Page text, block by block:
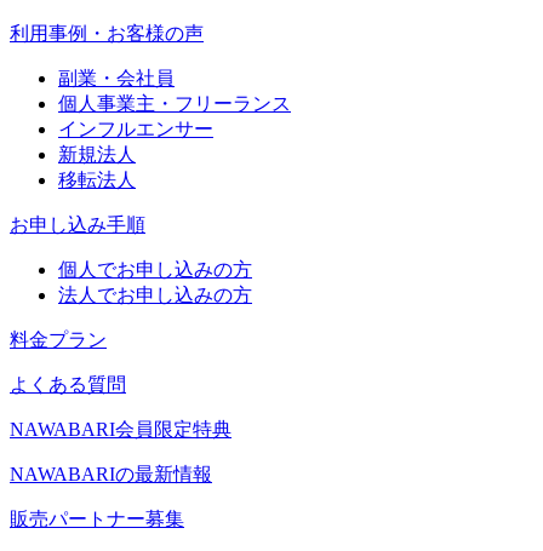
利用事例・お客様の声
副業・会社員
個人事業主・フリーランス
インフルエンサー
新規法人
移転法人
お申し込み手順
個人でお申し込みの方
法人でお申し込みの方
料金プラン
よくある質問
NAWABARI会員限定特典
NAWABARIの最新情報
販売パートナー募集